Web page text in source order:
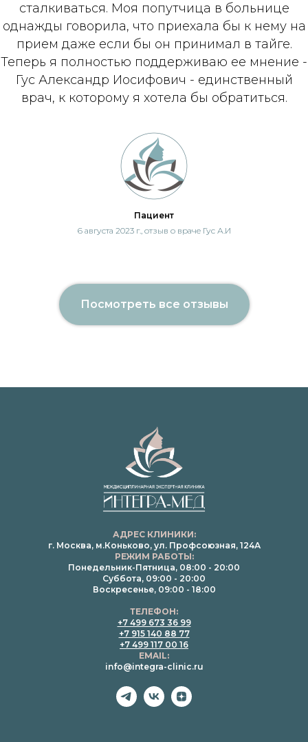
сталкиваться. Моя попутчица в больнице
однажды говорила, что приехала бы к нему на
прием даже если бы он принимал в тайге.
Теперь я полностью поддерживаю ее мнение -
Гус Александр Иосифович - единственный
врач, к которому я хотела бы обратиться.
Пациент
6 августа 2023 г., отзыв о враче Гус А.И
Посмотреть все отзывы
АДРЕС КЛИНИКИ:
г. Москва, м.Коньково, ул. Профсоюзная, 124А
РЕЖИМ РАБОТЫ:
Понедельник-Пятница, 08:00 - 20:00
Суббота, 09:00 - 20:00
Воскресенье, 09:00 - 18:00
ТЕЛЕФОН:
+7 499 673 36 99
+7 915 140 88 77
+7 499 117 00 16
EMAIL:
info@integra-clinic.ru